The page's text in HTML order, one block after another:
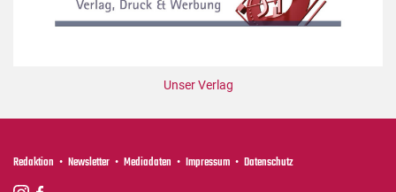
Unser Verlag
Redaktion Newsletter Mediadaten Impressum Datenschutz